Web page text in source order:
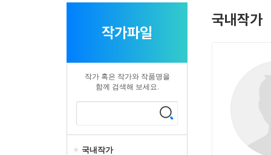
작가파일
작가 혹은 작가와 작품명을
함께 검색해 보세요.
국내작가
국내작가